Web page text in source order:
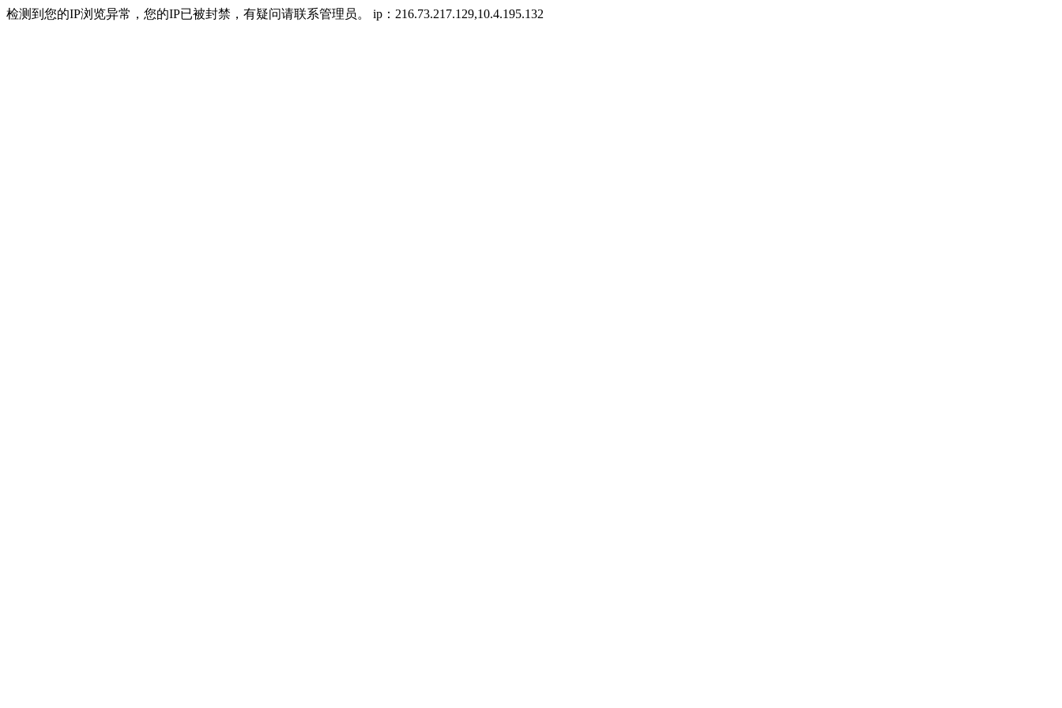
检测到您的IP浏览异常，您的IP已被封禁，有疑问请联系管理员。 ip：216.73.217.129,10.4.195.132